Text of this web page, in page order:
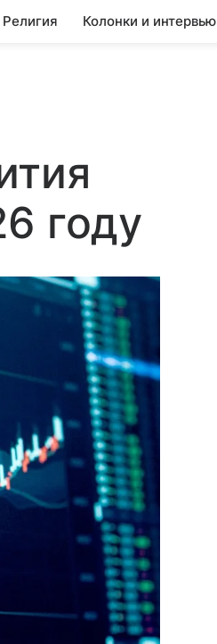
Религия Колонки и интервью
году